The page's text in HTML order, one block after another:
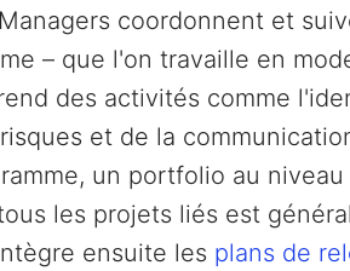
coordonnent et
– que l'on travaille en
des activités comme
et de la
un portfolio au
les projets liés est
ensuite les plans de